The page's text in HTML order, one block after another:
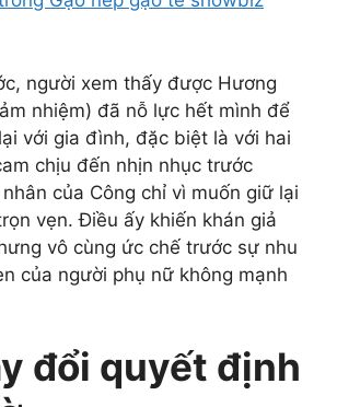
người xem thấy được Hương
nhiệm) đã nỗ lực hết mình để
với gia đình, đặc biệt là với hai
chịu đến nhịn nhục trước
của Công chỉ vì muốn giữ lại
vẹn. Điều ấy khiến khán giả
vô cùng ức chế trước sự nhu
của người phụ nữ không mạnh
đổi quyết định